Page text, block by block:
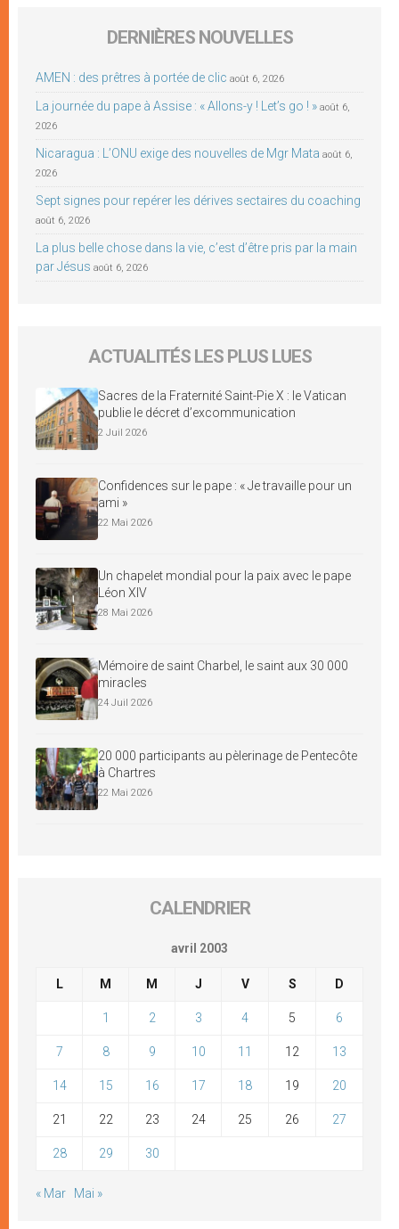
DERNIÈRES NOUVELLES
AMEN : des prêtres à portée de clic août 6, 2026
La journée du pape à Assise : « Allons-y ! Let’s go ! » août 6,
2026
Nicaragua : L’ONU exige des nouvelles de Mgr Mata août 6,
2026
Sept signes pour repérer les dérives sectaires du coaching
août 6, 2026
La plus belle chose dans la vie, c’est d’être pris par la main
par Jésus août 6, 2026
ACTUALITÉS LES PLUS LUES
Sacres de la Fraternité Saint-Pie X : le Vatican
publie le décret d’excommunication
2 Juil 2026
Confidences sur le pape : « Je travaille pour un
ami »
22 Mai 2026
Un chapelet mondial pour la paix avec le pape
Léon XIV
28 Mai 2026
Mémoire de saint Charbel, le saint aux 30 000
miracles
24 Juil 2026
20 000 participants au pèlerinage de Pentecôte
à Chartres
22 Mai 2026
CALENDRIER
avril 2003
L M M J V S D
1 2 3 4 5 6
7 8 9 10 11 12 13
14 15 16 17 18 19 20
21 22 23 24 25 26 27
28 29 30
« Mar Mai »